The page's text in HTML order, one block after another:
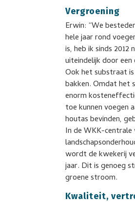
Vergroening
Erwin: “We
hele jaar rond
is, heb ik sinds
uiteindelijk door
Ook het substraat
bakken. Omdat het
enorm
toe kunnen voegen
houtas bevinden,
In de WKK-
wordt de kwekerij
jaar. Dit is genoeg
groene stroom.
Kwaliteit,